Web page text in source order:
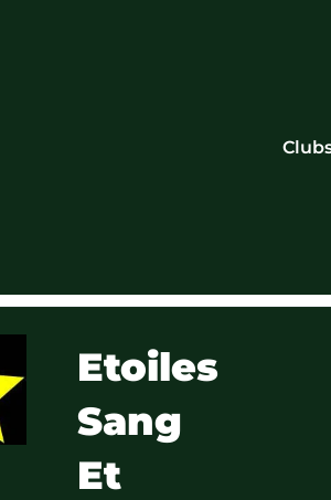
Etoiles
Sang
Et